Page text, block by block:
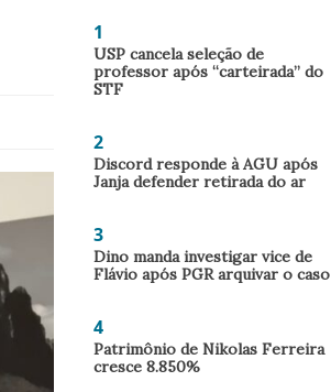
1
USP cancela seleção de
professor após “carteirada” do
STF
2
Discord responde à AGU após
Janja defender retirada do ar
3
Dino manda investigar vice de
Flávio após PGR arquivar o caso
4
Patrimônio de Nikolas Ferreira
cresce 8.850%